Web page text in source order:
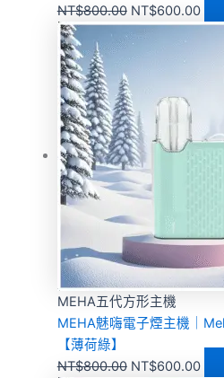
NT$800.00 NT$600.00
MEHA五代方形主機
MEHA魅嗨電子煙主機｜
【薄荷綠】
NT$800.00 NT$600.00